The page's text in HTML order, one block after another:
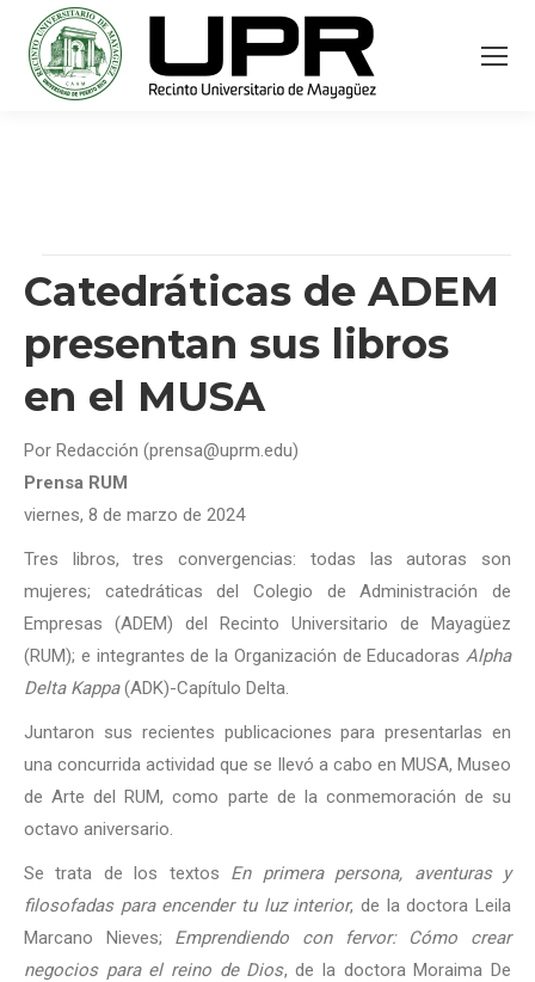
Catedráticas de ADEM
presentan sus libros
en el MUSA
Por Redacción (prensa@uprm.edu)
Prensa RUM
viernes, 8 de marzo de 2024
Tres libros, tres convergencias: todas las autoras son
mujeres; catedráticas del Colegio de Administración de
Empresas (ADEM) del Recinto Universitario de Mayagüez
(RUM); e integrantes de la Organización de Educadoras Alpha
Delta Kappa(ADK)-Capítulo Delta.
Juntaron sus recientes publicaciones para presentarlas en
una concurrida actividad que se llevó a cabo en MUSA, Museo
de Arte del RUM, como parte de la conmemoración de su
octavo aniversario.
Se trata de los textos En primera persona, aventuras y
filosofadas para encender tu luz interior, de la doctora Leila
Marcano Nieves; Emprendiendo con fervor: Cómo crear
negocios para el reino de Dios, de la doctora Moraima De